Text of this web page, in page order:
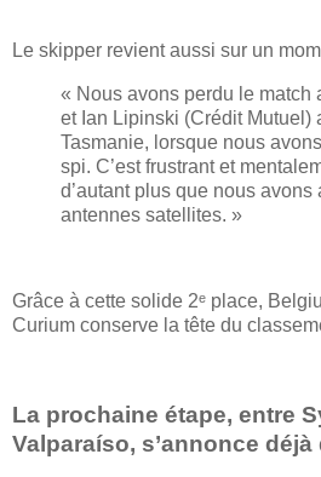
Le skipper revient aussi sur un
« Nous avons perdu le match
et Ian Lipinski (Crédit Mutuel)
Tasmanie, lorsque nous
spi. C’est frustrant et
d’autant plus que nous avons
antennes satellites. »
Grâce à cette solide 2ᵉ place,
Curium conserve la tête du
La prochaine étape, entre
Valparaíso, s’annonce déjà